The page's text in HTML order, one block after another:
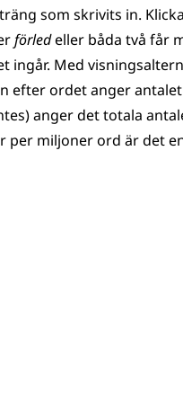
som skrivits in.
förledeller båda två får
ingår. Med
efter ordet anger
anger det totala
per miljoner ord är det